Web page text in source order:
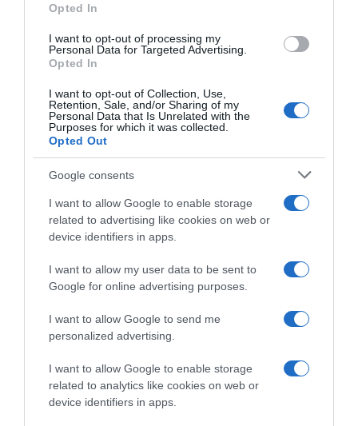
Opted In
I want to opt-out of processing my
Personal Data for Targeted Advertising.
Opted In
I want to opt-out of Collection, Use,
Retention, Sale, and/or Sharing of my
Personal Data that Is Unrelated with the
Purposes for which it was collected.
Opted Out
Google consents
I want to allow Google to enable storage
related to advertising like cookies on web or
device identifiers in apps.
I want to allow my user data to be sent to
Google for online advertising purposes.
I want to allow Google to send me
personalized advertising.
I want to allow Google to enable storage
related to analytics like cookies on web or
device identifiers in apps.
LIVE: Η Θεία Λειτουργία της Μεταμορφώσεως του
Σωτήρος
Ο καιρός των επομένων ημερών: Κανονικός
άνοδο της θερμοκρασίας
Ουδεμία ενημέρωση για τις συνομιλίες με τη Λιβύη
ΤΟ ΒΙΒΛΙΟ ΣΤΟ “Π”